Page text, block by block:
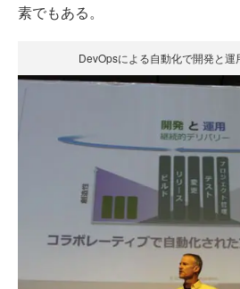
素でもある。
DevOpsによる自動化で開発と運